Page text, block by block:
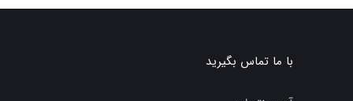
با ما تماس بگیرید